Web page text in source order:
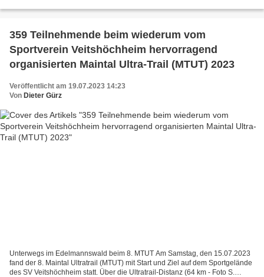
359 Teilnehmende beim wiederum vom
Sportverein Veitshöchheim hervorragend
organisierten Maintal Ultra-Trail (MTUT) 2023
Veröffentlicht am 19.07.2023 14:23
Von Dieter Gürz
Unterwegs im Edelmannswald beim 8. MTUT Am Samstag, den 15.07.2023
fand der 8. Maintal Ultratrail (MTUT) mit Start und Ziel auf dem Sportgelände
des SV Veitshöchheim statt. Über die Ultratrail-Distanz (64 km - Foto S.